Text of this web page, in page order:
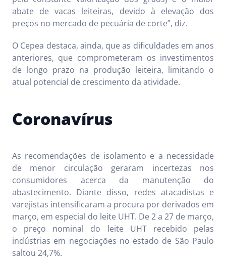
abate de vacas leiteiras, devido à elevação dos
preços no mercado de pecuária de corte”, diz.
O Cepea destaca, ainda, que as dificuldades em anos
anteriores, que comprometeram os investimentos
de longo prazo na produção leiteira, limitando o
atual potencial de crescimento da atividade.
Coronavírus
As recomendações de isolamento e a necessidade
de menor circulação geraram incertezas nos
consumidores acerca da manutenção do
abastecimento. Diante disso, redes atacadistas e
varejistas intensificaram a procura por derivados em
março, em especial do leite UHT. De 2 a 27 de março,
o preço nominal do leite UHT recebido pelas
indústrias em negociações no estado de São Paulo
saltou 24,7%.